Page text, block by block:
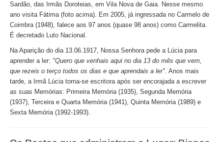
Sardão, das Irmãs Doroteias, em Vila Nova de Gaia. Nesse mesmo
ano visita Fátima (foto acima). Em 2005, já ingressada no Carmelo de
Coimbra (1948), falece aos 97 anos (quase 98 anos) como Carmelita.
É decretado Luto Nacional.
Na Aparição do dia 13.06.1917, Nossa Senhora pede a Lúcia para
aprender a ler: "Quero que venhais aqui no dia 13 do mês que vem,
que rezeis o terço todos os dias e que aprendais a ler". Anos mais
tarde, a Irmã Lúcia torna-se escritora após ser encorajada a escrever
as suas Memórias: Primeira Memória (1935), Segunda Memória
(1937), Terceira e Quarta Memória (1941), Quinta Memória (1989) e
Sexta Memória (1992-1993).